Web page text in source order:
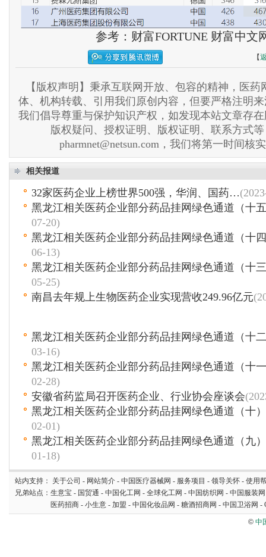
参考：财富FORTUNE 财富中文
【
【版权声明】秉承互联网开放、包容的精神，医药
体、机构转载、引用我们原创内容，但要严格注明
我们倡导尊重与保护知识产权，如发现本站文章存
版权疑问、授权证明、版权证明、联系方式
pharmnet@netsun.com，我们将第一时间核
相关报道
32家医药企业上榜世界500强，华润、国药…
黑龙江相关医药企业部分药品挂网绿色通道（十
07-20)
黑龙江相关医药企业部分药品挂网绿色通道（十
06-13)
黑龙江相关医药企业部分药品挂网绿色通道（十
05-25)
南昌去年规上生物医药企业实现营收249.96亿元
黑龙江相关医药企业部分药品挂网绿色通道（十
03-16)
黑龙江相关医药企业部分药品挂网绿色通道（十
02-28)
安徽省药监局召开医药企业、行业协会座谈会
黑龙江相关医药企业部分药品挂网绿色通道（十
02-01)
黑龙江相关医药企业部分药品挂网绿色通道（九
01-18)
站内支持： 关于公司 - 网站简介 - 中国医疗器械网 - 服务项目 - 领导关怀 - 使用
兄弟站点： 生意宝 - 国贸通 - 中国化工网 - 全球化工网 - 中国纺织网 - 中国服装网
医药招商 - 小生意 - 加盟 - 中国化妆品网 - 糖酒招商网 - 中国卫浴网 -
© 中